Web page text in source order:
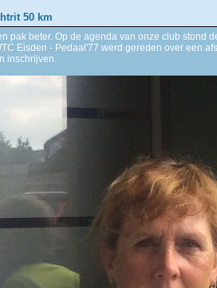
50 km
pak beter. Op de agenda van onze club stond
Eisden - Pedaal'77 werd gereden over een
inschrijven.